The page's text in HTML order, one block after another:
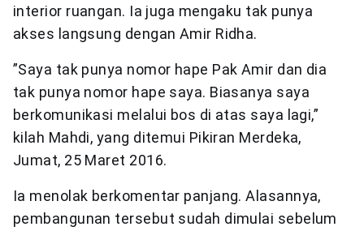
interior ruangan. Ia juga mengaku tak punya
akses langsung dengan Amir Ridha.
”Saya tak punya nomor hape Pak Amir dan dia
tak punya nomor hape saya. Biasanya saya
berkomunikasi melalui bos di atas saya lagi,”
kilah Mahdi, yang ditemui Pikiran Merdeka,
Jumat, 25 Maret 2016.
Ia menolak berkomentar panjang. Alasannya,
pembangunan tersebut sudah dimulai sebelum